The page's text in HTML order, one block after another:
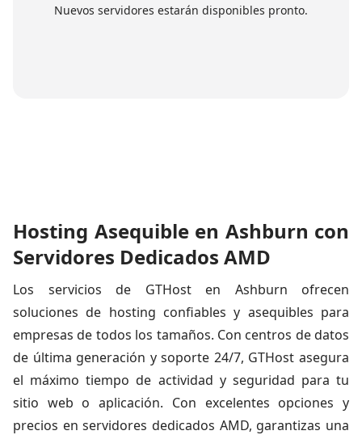
Nuevos servidores estarán disponibles pronto.
Hosting Asequible en Ashburn con
Servidores Dedicados AMD
Los servicios de GTHost en Ashburn ofrecen
soluciones de hosting confiables y asequibles para
empresas de todos los tamaños. Con centros de datos
de última generación y soporte 24/7, GTHost asegura
el máximo tiempo de actividad y seguridad para tu
sitio web o aplicación. Con excelentes opciones y
precios en servidores dedicados AMD, garantizas una